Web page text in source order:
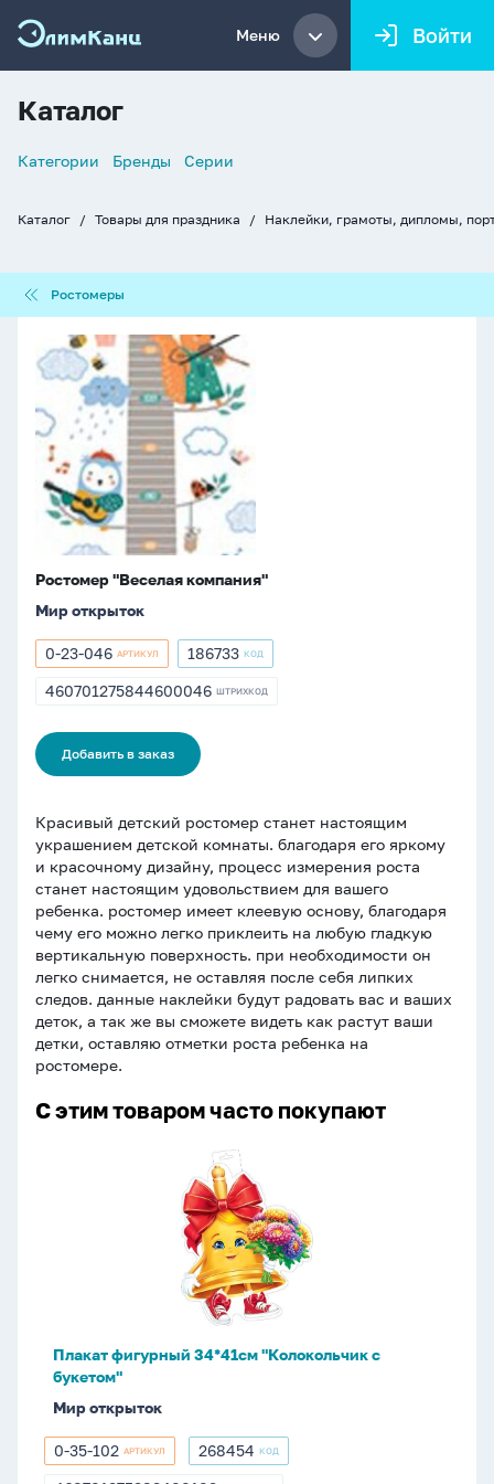
Меню Войти
Каталог
Список
Категории Бренды Серии
Каталог Товары для праздника Наклейки, грамоты, дипломы,
Ростомеры
Ростомер
"Веселая
компания"
Ростомер "Веселая компания"
Мир открыток
Артикул
0-
0-23-046 АРТИКУЛ
Артикул
186733
186733 КОД
ШТРИХКОД
460701275844600046 ШТРИХКОД
Добавить в заказ
Красивый детский ростомер станет настоящим
украшением детской комнаты. благодаря его яркому
и красочному дизайну, процесс измерения роста
станет настоящим удовольствием для вашего
ребенка. ростомер имеет клеевую основу, благодаря
чему его можно легко приклеить на любую гладкую
вертикальную поверхность. при необходимости он
легко снимается, не оставляя после себя липких
следов. данные наклейки будут радовать вас и ваших
деток, а так же вы сможете видеть как растут ваши
детки, оставляю отметки роста ребенка на
ростомере.
С этим товаром часто покупают
"Колокольчик
Плакат фигурный 34*41см "Колокольчик с
букетом"
Мир открыток
0-
0-35-102 АРТИКУЛ 268454
268454 КОД